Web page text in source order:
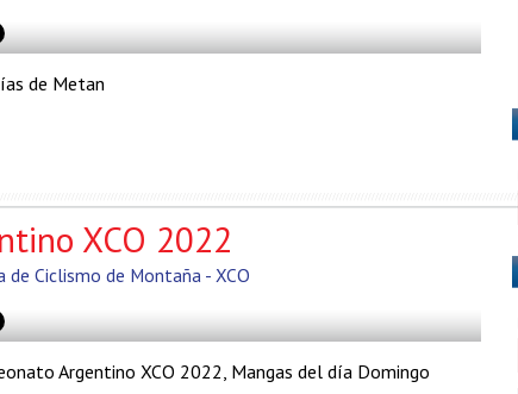
de Metan
XCO 2022
Ciclismo de Montaña - XCO
Argentino XCO 2022, Mangas del día Domingo